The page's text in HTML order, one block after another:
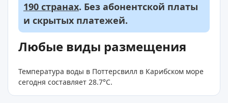
190 странах. Без абонентской платы
и скрытых платежей.
Любые виды размещения
Температура воды в Поттерсвилл в Карибском море
сегодня составляет 28.7°C.